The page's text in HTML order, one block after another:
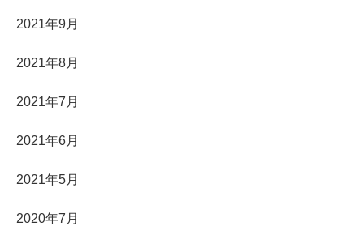
2021年9月
2021年8月
2021年7月
2021年6月
2021年5月
2020年7月